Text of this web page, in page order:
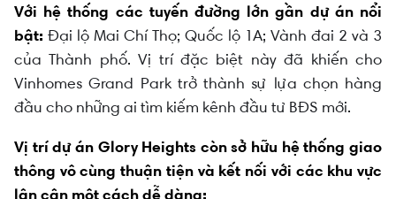
Với hệ thống các tuyến đường lớn gần dự án nổi
bật: Đại lộ Mai Chí Thọ; Quốc lộ 1A; Vành đai 2 và 3
của Thành phố. Vị trí đặc biệt này đã khiến cho
Vinhomes Grand Park trở thành sự lựa chọn hàng
đầu cho những ai tìm kiếm kênh đầu tư BĐS mới.
Vị trí dự án Glory Heights còn sở hữu hệ thống giao
thông vô cùng thuận tiện và kết nối với các khu vực
lân cận một cách dễ dàng: